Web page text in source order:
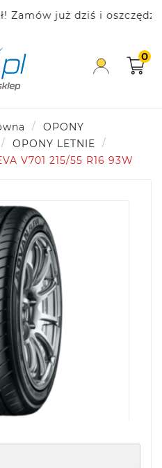
już dziś i oszczędzaj!
0
OPONY
OPONY LETNIE
V701 215/55 R16 93W